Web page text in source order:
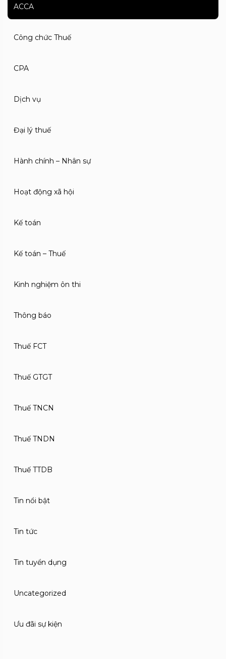
ACCA
Công chức Thuế
CPA
Dịch vụ
Đại lý thuế
Hành chính – Nhân sự
Hoạt động xã hội
Kế toán
Kế toán – Thuế
Kinh nghiệm ôn thi
Thông báo
Thuế FCT
Thuế GTGT
Thuế TNCN
Thuế TNDN
Thuế TTDB
Tin nổi bật
Tin tức
Tin tuyển dụng
Uncategorized
Ưu đãi sự kiện